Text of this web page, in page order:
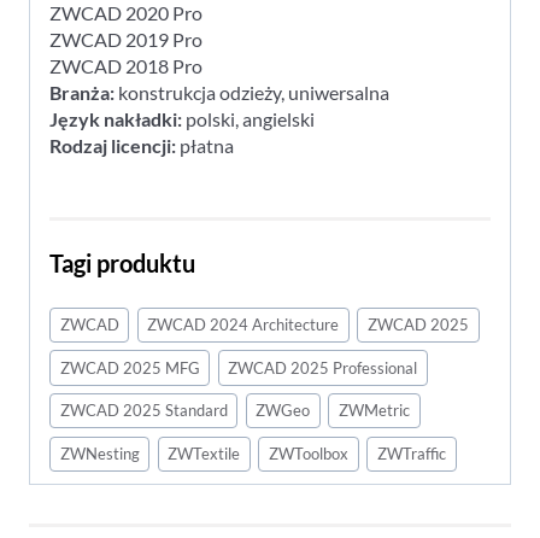
ZWCAD 2020 Pro
ZWCAD 2019 Pro
ZWCAD 2018 Pro
Branża: konstrukcja odzieży, uniwersalna
Język nakładki: polski, angielski
Rodzaj licencji: płatna
Tagi produktu
ZWCAD ZWCAD 2024 Architecture ZWCAD 2025
ZWCAD 2025 MFG ZWCAD 2025 Professional
ZWCAD 2025 Standard ZWGeo ZWMetric
ZWNesting ZWTextile ZWToolbox ZWTraffic